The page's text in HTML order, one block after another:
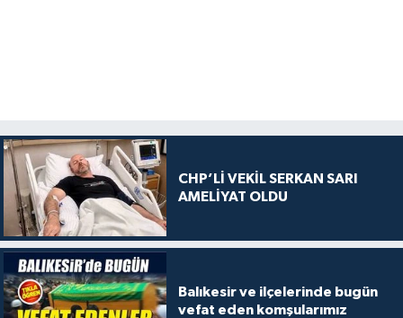
CHP’Lİ VEKİL SERKAN SARI
AMELİYAT OLDU
Balıkesir ve ilçelerinde bugün
vefat eden komşularımız